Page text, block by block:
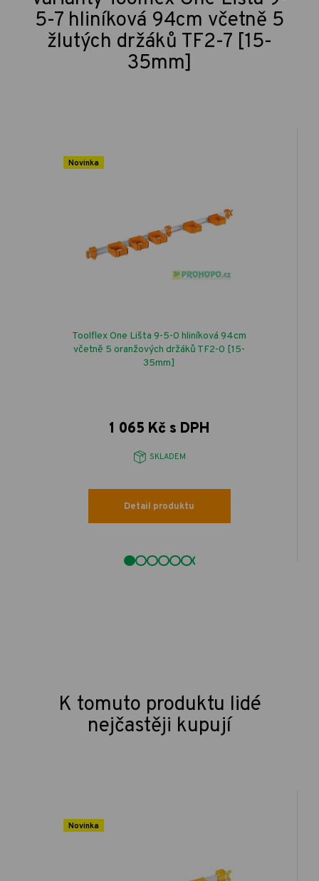
5-7 hliníková 94cm včetně 5
žlutých držáků TF2-7 [15-
35mm]
Novinka
Toolflex One Lišta 9-5-0 hliníková 94cm
včetně 5 oranžových držáků TF2-0 [15-
35mm]
1 065 Kč s DPH
SKLADEM
Detail produktu
K tomuto produktu lidé
nejčastěji kupují
Novinka